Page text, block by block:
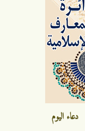
دعاء اليوم